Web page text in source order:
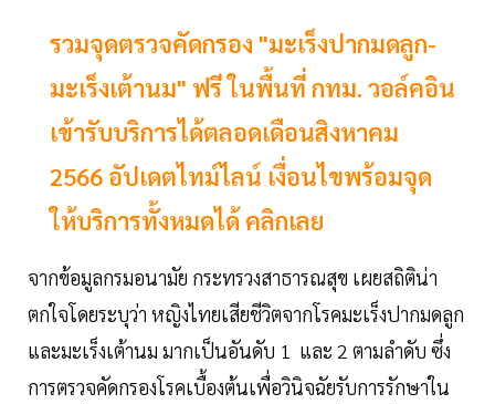
รวมจุดตรวจคัดกรอง "มะเร็งปากมดลูก-
มะเร็งเต้านม" ฟรี ในพื้นที่ กทม. วอล์คอิน
เข้ารับบริการได้ตลอดเดือนสิงหาคม
2566 อัปเดตไทม์ไลน์ เงื่อนไขพร้อมจุด
ให้บริการทั้งหมดได้ คลิกเลย
จากข้อมูลกรมอนามัย กระทรวงสาธารณสุข เผยสถิติน่า
ตกใจโดยระบุว่า หญิงไทยเสียชีวิตจากโรคมะเร็งปากมดลูก
และมะเร็งเต้านม มากเป็นอันดับ 1 และ 2 ตามลำดับ ซึ่ง
การตรวจคัดกรองโรคเบื้องต้นเพื่อวินิจฉัยรับการรักษาใน